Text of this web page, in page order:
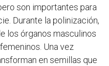
son importantes para
Durante la polinización,
los órganos masculinos
Una vez
en semillas que